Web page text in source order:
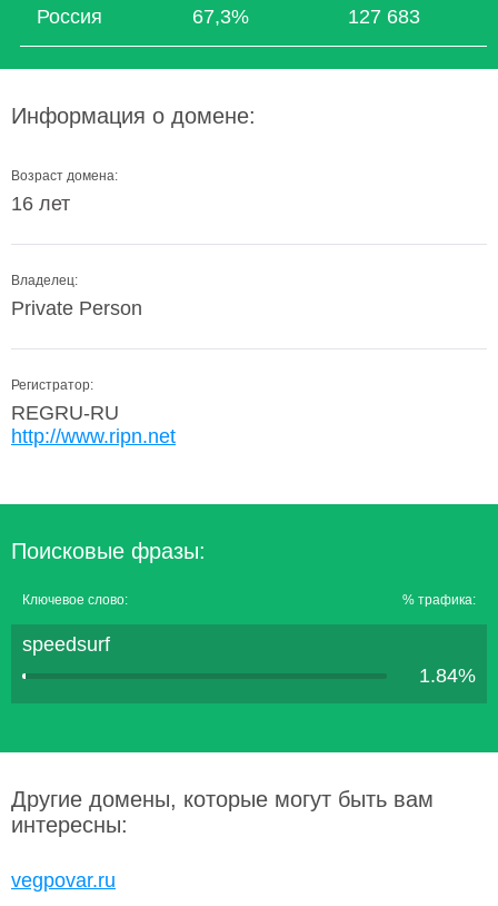
Россия 67,3% 127 683
Информация о домене:
Возраст домена:
16 лет
Владелец:
Private Person
Регистратор:
REGRU-RU
http://www.ripn.net
Поисковые фразы:
Ключевое слово: % трафика:
speedsurf
1.84%
Другие домены, которые могут быть вам
интересны:
vegpovar.ru